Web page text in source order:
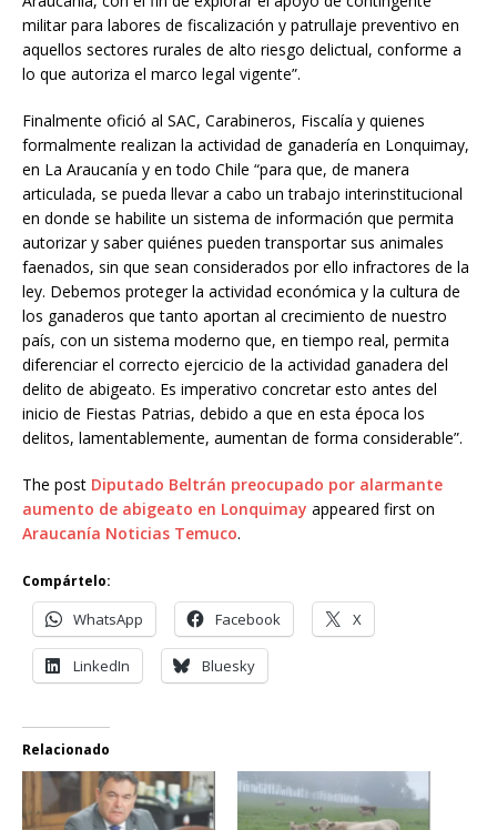
militar para labores de fiscalización y patrullaje preventivo en
aquellos sectores rurales de alto riesgo delictual, conforme a
lo que autoriza el marco legal vigente”.
Finalmente ofició al SAC, Carabineros, Fiscalía y quienes
formalmente realizan la actividad de ganadería en Lonquimay,
en La Araucanía y en todo Chile “para que, de manera
articulada, se pueda llevar a cabo un trabajo interinstitucional
en donde se habilite un sistema de información que permita
autorizar y saber quiénes pueden transportar sus animales
faenados, sin que sean considerados por ello infractores de la
ley. Debemos proteger la actividad económica y la cultura de
los ganaderos que tanto aportan al crecimiento de nuestro
país, con un sistema moderno que, en tiempo real, permita
diferenciar el correcto ejercicio de la actividad ganadera del
delito de abigeato. Es imperativo concretar esto antes del
inicio de Fiestas Patrias, debido a que en esta época los
delitos, lamentablemente, aumentan de forma considerable”.
The post Diputado Beltrán preocupado por alarmante
aumento de abigeato en Lonquimay appeared first on
Araucanía Noticias Temuco.
Compártelo:
WhatsApp Facebook X
LinkedIn Bluesky
Relacionado